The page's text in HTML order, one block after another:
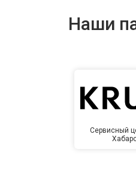
Наши
Сервисный